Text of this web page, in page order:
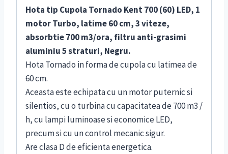
Hota tip Cupola Tornado Kent 700 (60) LED, 1
motor Turbo, latime 60 cm, 3 viteze,
absorbtie 700 m3/ora, filtru anti-grasimi
aluminiu 5 straturi, Negru.
Hota Tornado in forma de cupola cu latimea de
60 cm.
Aceasta este echipata cu un motor puternic si
silentios, cu o turbina cu capacitatea de 700 m3 /
h, cu lampi luminoase si economice LED,
precum si cu un control mecanic sigur.
Are clasa D de eficienta energetica.